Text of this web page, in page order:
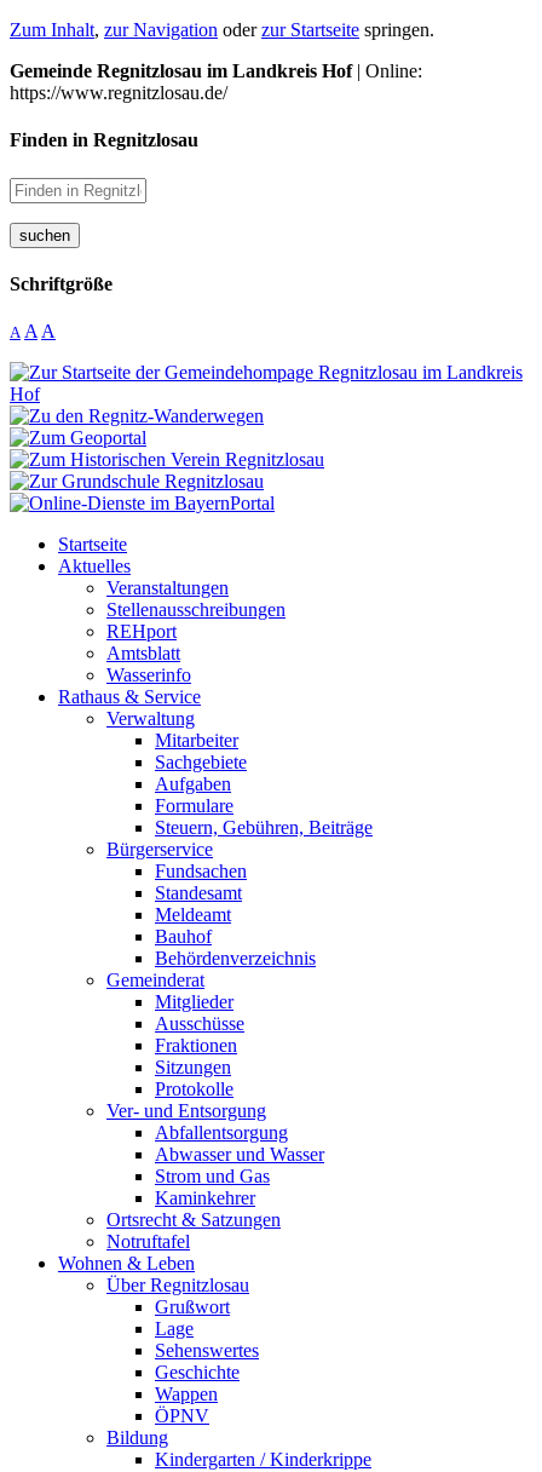
Zum Inhalt, zur Navigation oderzur Startseite springen.
Gemeinde Regnitzlosau im Landkreis Hof| Online:
https://www.regnitzlosau.de/
Finden in Regnitzlosau
suchen
Schriftgröße
A A A
Startseite
Aktuelles
Veranstaltungen
Stellenausschreibungen
REHport
Amtsblatt
Wasserinfo
Rathaus & Service
Verwaltung
Mitarbeiter
Sachgebiete
Aufgaben
Formulare
Steuern, Gebühren, Beiträge
Bürgerservice
Fundsachen
Standesamt
Meldeamt
Bauhof
Behördenverzeichnis
Gemeinderat
Mitglieder
Ausschüsse
Fraktionen
Sitzungen
Protokolle
Ver- und Entsorgung
Abfallentsorgung
Abwasser und Wasser
Strom und Gas
Kaminkehrer
Ortsrecht & Satzungen
Notruftafel
Wohnen & Leben
Über Regnitzlosau
Grußwort
Lage
Sehenswertes
Geschichte
Wappen
ÖPNV
Bildung
Kindergarten / Kinderkrippe